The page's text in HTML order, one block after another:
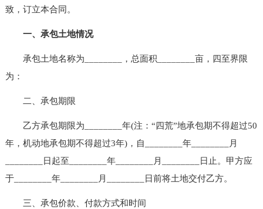
致，订立本合同。
一、承包土地情况
承包土地名称为________，总面积________亩，四至界限
为：
二、承包期限
乙方承包期限为________年(注：“四荒”地承包期不得超过50
年，机动地承包期不得超过3年)，自________年________月
________日起至________年________月________日止。甲方应
于________年________月________日前将土地交付乙方。
三、承包价款、付款方式和时间